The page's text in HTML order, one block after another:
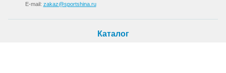
E-mail: zakaz@sportshina.ru
Каталог